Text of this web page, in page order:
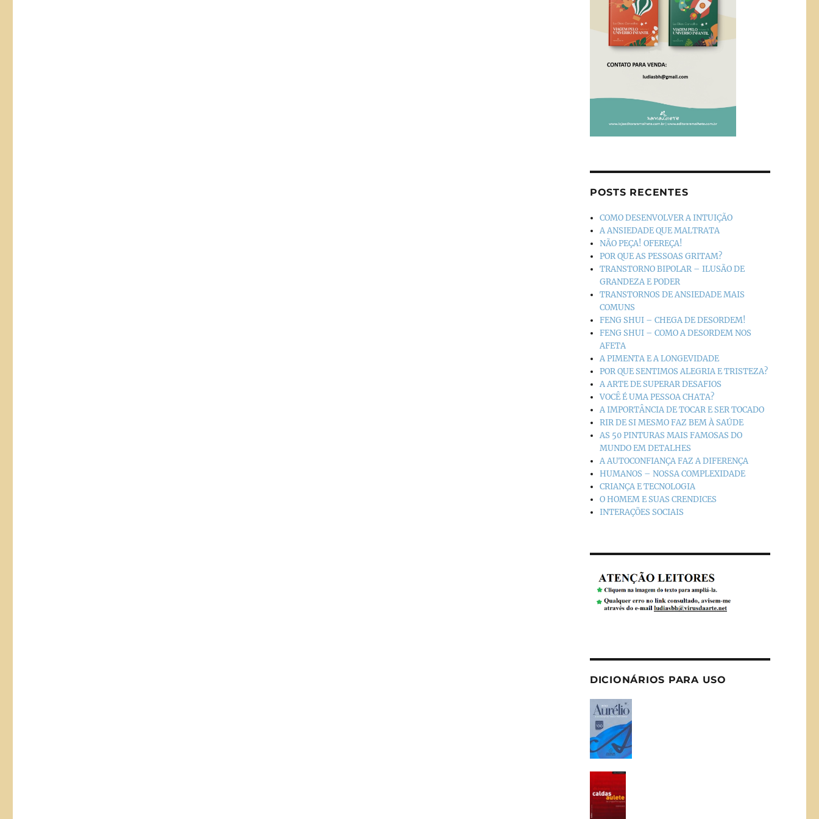
POSTS RECENTES
COMO DESENVOLVER A INTUIÇÃO
A ANSIEDADE QUE MALTRATA
NÃO PEÇA! OFEREÇA!
POR QUE AS PESSOAS GRITAM?
TRANSTORNO BIPOLAR – ILUSÃO DE
GRANDEZA E PODER
TRANSTORNOS DE ANSIEDADE MAIS
COMUNS
FENG SHUI – CHEGA DE DESORDEM!
FENG SHUI – COMO A DESORDEM NOS
AFETA
A PIMENTA E A LONGEVIDADE
POR QUE SENTIMOS ALEGRIA E TRISTEZA?
A ARTE DE SUPERAR DESAFIOS
VOCÊ É UMA PESSOA CHATA?
A IMPORTÂNCIA DE TOCAR E SER TOCADO
RIR DE SI MESMO FAZ BEM À SAÚDE
AS 50 PINTURAS MAIS FAMOSAS DO
MUNDO EM DETALHES
A AUTOCONFIANÇA FAZ A DIFERENÇA
HUMANOS – NOSSA COMPLEXIDADE
CRIANÇA E TECNOLOGIA
O HOMEM E SUAS CRENDICES
INTERAÇÕES SOCIAIS
DICIONÁRIOS PARA USO